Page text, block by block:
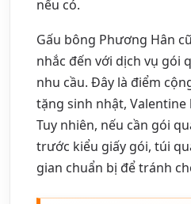
nếu có.
Gấu bông Phương Hân
nhắc đến với dịch vụ gói
nhu cầu. Đây là điểm
tặng sinh nhật, Valentine
Tuy nhiên, nếu cần gói
trước kiểu giấy gói, túi
gian chuẩn bị để tránh